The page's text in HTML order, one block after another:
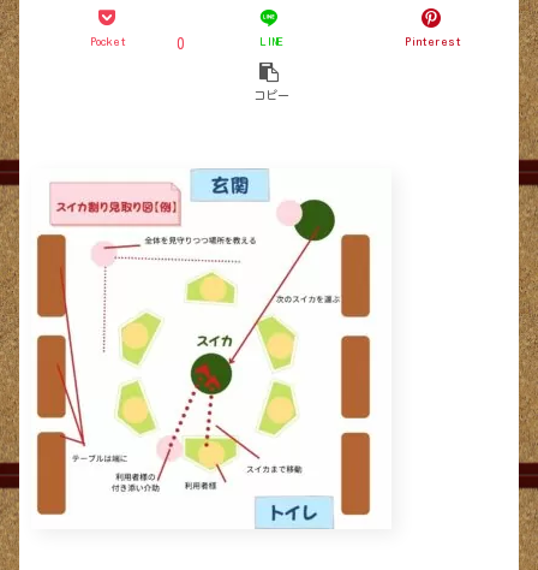
Pocket 0 LINE Pinterest
コピー